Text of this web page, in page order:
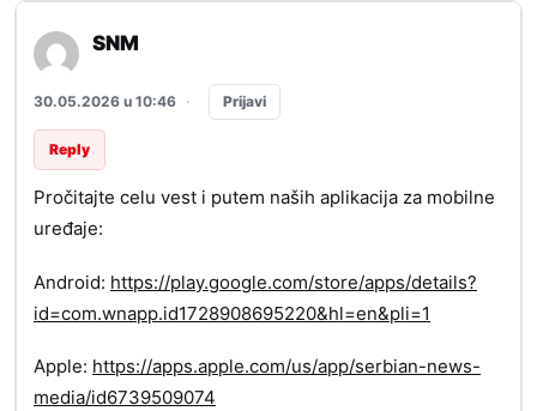
SNM
30.05.2026 u 10:46 · Prijavi
Reply
Pročitajte celu vest i putem naših aplikacija za mobilne
uređaje:
Android: https://play.google.com/store/apps/details?
id=com.wnapp.id1728908695220&hl=en&pli=1
Apple: https://apps.apple.com/us/app/serbian-news-
media/id6739509074